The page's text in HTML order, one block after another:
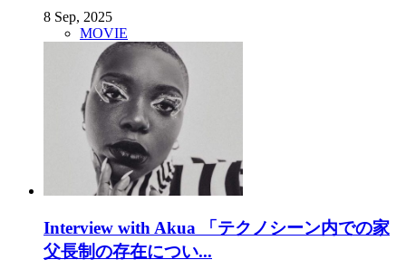
8 Sep, 2025
MOVIE
Interview with Akua 「テクノシーン内での家
父長制の存在につい...